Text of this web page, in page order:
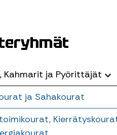
Kahmarit ja Pyörittäjät
ja Sahakourat